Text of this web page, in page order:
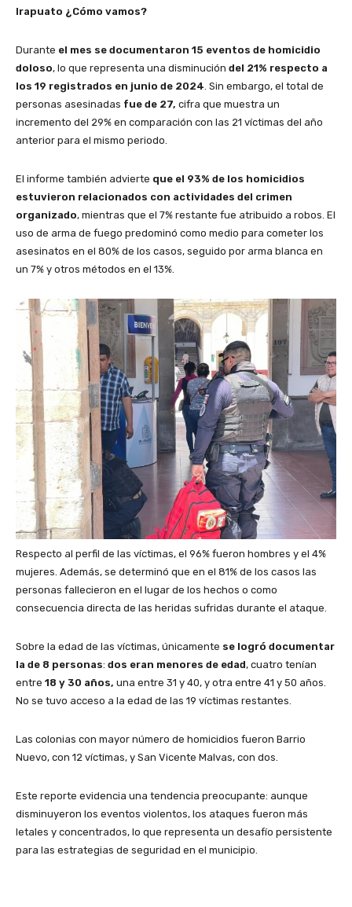
Irapuato ¿Cómo vamos?
Durante el mes se documentaron 15 eventos de homicidio
doloso, lo que representa una disminución del 21% respecto a
los 19 registrados en junio de 2024 . Sin embargo, el total de
personas asesinadas fue de 27, cifra que muestra un
incremento del 29% en comparación con las 21 víctimas del año
anterior para el mismo periodo.
El informe también advierte que el 93% de los homicidios
estuvieron relacionados con actividades del crimen
organizado, mientras que el 7% restante fue atribuido a robos. El
uso de arma de fuego predominó como medio para cometer los
asesinatos en el 80% de los casos, seguido por arma blanca en
un 7% y otros métodos en el 13%.
Respecto al perfil de las víctimas, el 96% fueron hombres y el 4%
mujeres. Además, se determinó que en el 81% de los casos las
personas fallecieron en el lugar de los hechos o como
consecuencia directa de las heridas sufridas durante el ataque.
Sobre la edad de las víctimas, únicamente se logró documentar
la de 8 personas: dos eran menores de edad, cuatro tenían
entre 18 y 30 años, una entre 31 y 40, y otra entre 41 y 50 años.
No se tuvo acceso a la edad de las 19 víctimas restantes.
Las colonias con mayor número de homicidios fueron Barrio
Nuevo, con 12 víctimas, y San Vicente Malvas, con dos.
Este reporte evidencia una tendencia preocupante: aunque
disminuyeron los eventos violentos, los ataques fueron más
letales y concentrados, lo que representa un desafío persistente
para las estrategias de seguridad en el municipio.